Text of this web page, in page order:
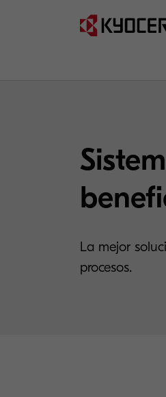
La mejor
procesos.